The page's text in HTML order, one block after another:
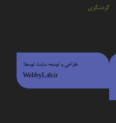
گردشگري
طراحی و توسعه سایت توسط:
WebbyLab.ir